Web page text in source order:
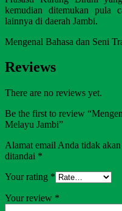
kemudian ditemukan pula
lainnya di daerah Jambi.
Mengenal Bahasa dan Seni
Reviews
There are no reviews yet.
Be the first to review
Melayu Jambi”
Alamat email Anda tidak
ditandai *
Your rating *
Your review *